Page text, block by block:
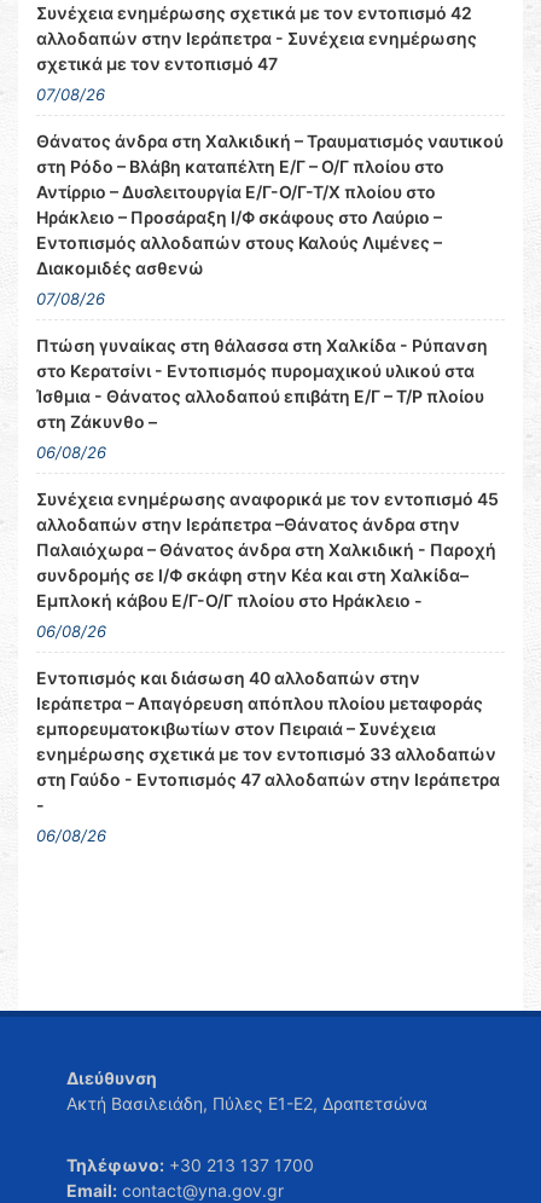
Συνέχεια ενημέρωσης σχετικά με τον εντοπισμό 42
αλλοδαπών στην Ιεράπετρα - Συνέχεια ενημέρωσης
σχετικά με τον εντοπισμό 47
07/08/26
Θάνατος άνδρα στη Χαλκιδική – Τραυματισμός ναυτικού
στη Ρόδο – Βλάβη καταπέλτη Ε/Γ – Ο/Γ πλοίου στο
Αντίρριο – Δυσλειτουργία Ε/Γ-Ο/Γ-Τ/Χ πλοίου στο
Ηράκλειο – Προσάραξη Ι/Φ σκάφους στο Λαύριο –
Εντοπισμός αλλοδαπών στους Καλούς Λιμένες –
Διακομιδές ασθενώ
07/08/26
Πτώση γυναίκας στη θάλασσα στη Χαλκίδα - Ρύπανση
στο Κερατσίνι - Εντοπισμός πυρομαχικού υλικού στα
Ίσθμια - Θάνατος αλλοδαπού επιβάτη Ε/Γ – Τ/Ρ πλοίου
στη Ζάκυνθο –
06/08/26
Συνέχεια ενημέρωσης αναφορικά με τον εντοπισμό 45
αλλοδαπών στην Ιεράπετρα –Θάνατος άνδρα στην
Παλαιόχωρα – Θάνατος άνδρα στη Χαλκιδική - Παροχή
συνδρομής σε Ι/Φ σκάφη στην Κέα και στη Χαλκίδα–
Εμπλοκή κάβου Ε/Γ-Ο/Γ πλοίου στο Ηράκλειο -
06/08/26
Εντοπισμός και διάσωση 40 αλλοδαπών στην
Ιεράπετρα – Απαγόρευση απόπλου πλοίου μεταφοράς
εμπορευματοκιβωτίων στον Πειραιά – Συνέχεια
ενημέρωσης σχετικά με τον εντοπισμό 33 αλλοδαπών
στη Γαύδο - Εντοπισμός 47 αλλοδαπών στην Ιεράπετρα
-
06/08/26
Διεύθυνση
Ακτή Βασιλειάδη, Πύλες Ε1-Ε2, Δραπετσώνα
Τηλέφωνο: +30 213 137 1700
Email: contact@yna.gov.gr